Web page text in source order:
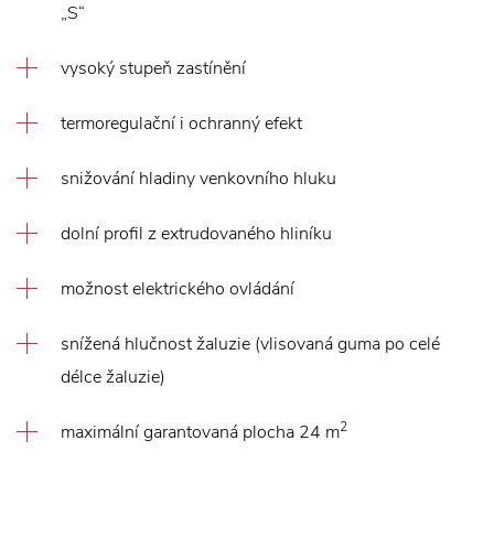
„S“
vysoký stupeň zastínění
termoregulační i ochranný efekt
snižování hladiny venkovního hluku
dolní profil z extrudovaného hliníku
možnost elektrického ovládání
snížená hlučnost žaluzie (vlisovaná guma po celé
délce žaluzie)
maximální garantovaná plocha 24 m2